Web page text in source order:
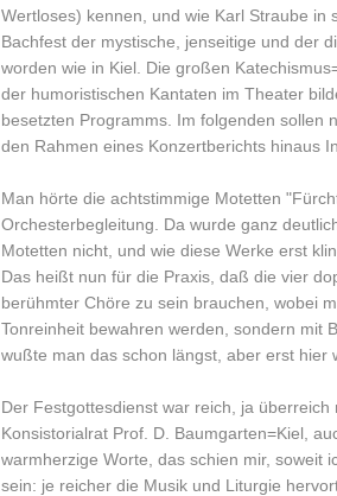
Wertloses) kennen, und wie Karl Straube
Bachfest der mystische, jenseitige und der
worden wie in Kiel. Die großen
der humoristischen Kantaten im Theater
besetzten Programms. Im folgenden sollen
den Rahmen eines Konzertberichts hinaus
Man hörte die achtstimmige Motetten
Orchesterbegleitung. Da wurde ganz
Motetten nicht, und wie diese Werke erst
Das heißt nun für die Praxis, daß die vier
berühmter Chöre zu sein brauchen, wobei
Tonreinheit bewahren werden, sondern mit
wußte man das schon längst, aber erst hier
Der Festgottesdienst war reich, ja
Konsistorialrat Prof. D. Baumgarten=Kiel,
warmherzige Worte, das schien mir, soweit
sein: je reicher die Musik und Liturgie